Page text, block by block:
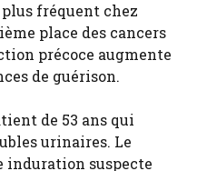
fréquent chez
place des cancers
précoce augmente
de guérison.
de 53 ans qui
urinaires. Le
induration suspecte